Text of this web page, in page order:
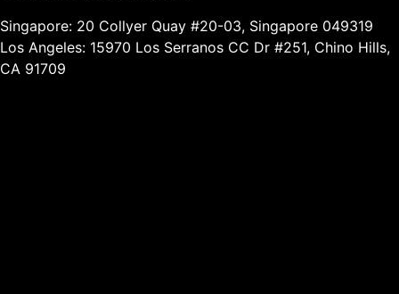
Singapore: 20 Collyer Quay #20-03, Singapore 049319
Los Angeles: 15970 Los Serranos CC Dr #251, Chino Hills,
CA 91709